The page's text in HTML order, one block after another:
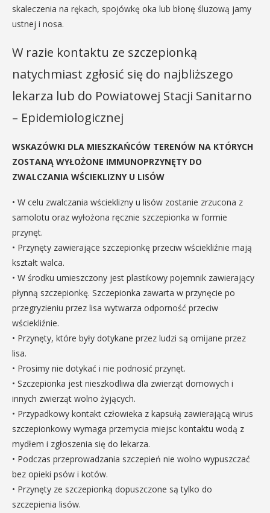
skaleczenia na rękach, spojówkę oka lub błonę śluzową jamy
ustnej i nosa.
W razie kontaktu ze szczepionką
natychmiast zgłosić się do najbliższego
lekarza lub do Powiatowej Stacji Sanitarno
– Epidemiologicznej
WSKAZÓWKI DLA MIESZKAŃCÓW TERENÓW NA KTÓRYCH
ZOSTANĄ WYŁOŻONE IMMUNOPRZYNĘTY DO
ZWALCZANIA WŚCIEKLIZNY U LISÓW
• W celu zwalczania wścieklizny u lisów zostanie zrzucona z
samolotu oraz wyłożona ręcznie szczepionka w formie
przynęt.
• Przynęty zawierające szczepionkę przeciw wściekliźnie mają
kształt walca.
• W środku umieszczony jest plastikowy pojemnik zawierający
płynną szczepionkę. Szczepionka zawarta w przynęcie po
przegryzieniu przez lisa wytwarza odporność przeciw
wściekliźnie.
• Przynęty, które były dotykane przez ludzi są omijane przez
lisa.
• Prosimy nie dotykać i nie podnosić przynęt.
• Szczepionka jest nieszkodliwa dla zwierząt domowych i
innych zwierząt wolno żyjących.
• Przypadkowy kontakt człowieka z kapsułą zawierającą wirus
szczepionkowy wymaga przemycia miejsc kontaktu wodą z
mydłem i zgłoszenia się do lekarza.
• Podczas przeprowadzania szczepień nie wolno wypuszczać
bez opieki psów i kotów.
• Przynęty ze szczepionką dopuszczone są tylko do
szczepienia lisów.